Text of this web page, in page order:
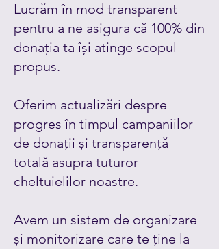
Lucrăm în mod transparent
pentru a ne asigura că 100% din
donația ta își atinge scopul
propus.
Oferim actualizări despre
progres în timpul campaniilor
de donații și transparență
totală asupra tuturor
cheltuielilor noastre.
Avem un sistem de organizare
și monitorizare care te ține la